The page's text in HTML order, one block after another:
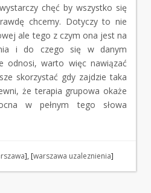
chęć by wszystko się
chcemy. Dotyczy to nie
ale tego z czym ona jest na
i do czego się w danym
odnosi, warto więc nawiązać
skorzystać gdy zajdzie taka
że terapia grupowa okaże
w pełnym tego słowa
], [warszawa uzaleznienia]